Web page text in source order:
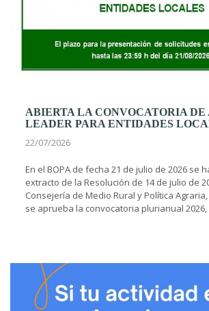
ABIERTA LA CONVOCATORIA DE
LEADER PARA ENTIDADES
22/07/2026
En el BOPA de fecha 21 de julio de 2026 se
extracto de la Resolución de 14 de julio de
Consejería de Medio Rural y Política
se aprueba la convocatoria plurianual 2026,